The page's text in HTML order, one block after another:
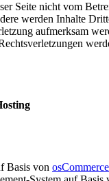
Seite nicht vom
werden Inhalte
aufmerksam
Basis von osCommerce